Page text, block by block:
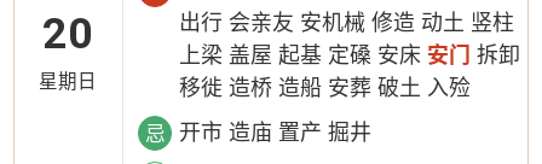
20
星期日
出行 会亲友 安机械 修造 动土 竖柱
上梁 盖屋 起基 定磉 安床 安门 拆卸
移徙 造桥 造船 安葬 破土 入殓
忌 开市 造庙 置产 掘井